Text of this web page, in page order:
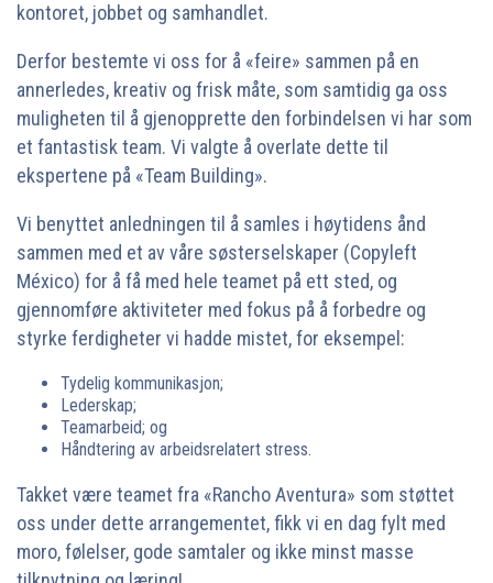
kontoret, jobbet og samhandlet.
Derfor bestemte vi oss for å «feire» sammen på en
annerledes, kreativ og frisk måte, som samtidig ga oss
muligheten til å gjenopprette den forbindelsen vi har som
et fantastisk team. Vi valgte å overlate dette til
ekspertene på «Team Building».
Vi benyttet anledningen til å samles i høytidens ånd
sammen med et av våre søsterselskaper (Copyleft
México) for å få med hele teamet på ett sted, og
gjennomføre aktiviteter med fokus på å forbedre og
styrke ferdigheter vi hadde mistet, for eksempel:
Tydelig kommunikasjon;
Lederskap;
Teamarbeid; og
Håndtering av arbeidsrelatert stress.
Takket være teamet fra «Rancho Aventura» som støttet
oss under dette arrangementet, fikk vi en dag fylt med
moro, følelser, gode samtaler og ikke minst masse